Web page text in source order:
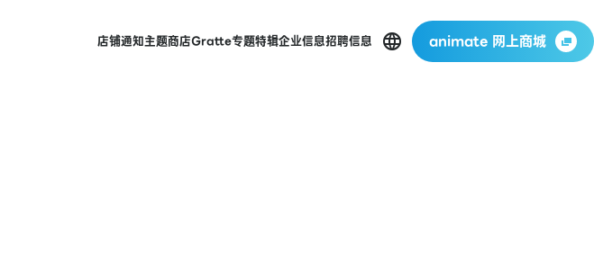
店铺通知主题商店Gratte专题特辑企业信息招聘信息 animate 网上商城